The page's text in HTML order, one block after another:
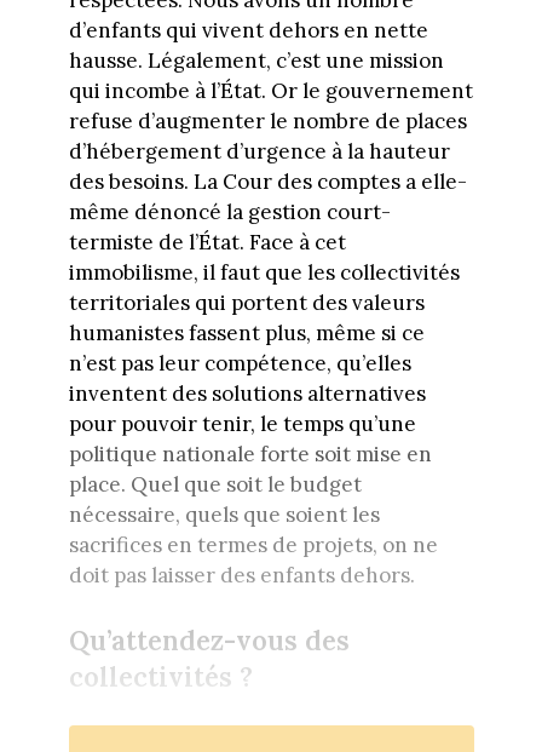
d’enfants qui vivent dehors en nette
hausse. Légalement, c’est une mission
qui incombe à l’État. Or le gouvernement
refuse d’augmenter le nombre de places
d’hébergement d’urgence à la hauteur
des besoins. La Cour des comptes a elle-
même dénoncé la gestion court-
termiste de l’État. Face à cet
immobilisme, il faut que les collectivités
territoriales qui portent des valeurs
humanistes fassent plus, même si ce
n’est pas leur compétence, qu’elles
inventent des solutions alternatives
pour pouvoir tenir, le temps qu’une
politique nationale forte soit mise en
place. Quel que soit le budget
nécessaire, quels que soient les
sacrifices en termes de projets, on ne
doit pas laisser des enfants dehors.
Qu’attendez-vous des
collectivités ?